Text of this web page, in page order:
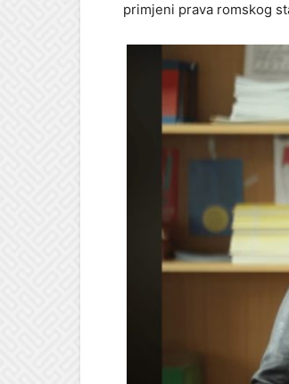
primjeni prava romskog